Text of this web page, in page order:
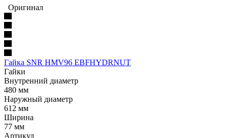
Оригинал
Гайка SNR HMV96 EBFHYDRNUT
Гайки
Внутренний диаметр
480 мм
Наружный диаметр
612 мм
Ширина
77 мм
Артикул